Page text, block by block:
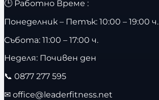
🕒 Работно Време :
Понеделник – Петък: 10:00 – 19:00 ч.
Събота: 11:00 – 17:00 ч.
Неделя: Почивен ден
📞 0877 277 595
✉ office@leaderfitness.net